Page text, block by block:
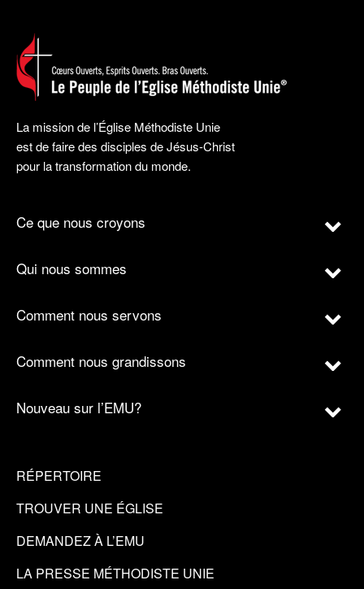
La mission de l’Église Méthodiste Unie
est de faire des disciples de Jésus-Christ
pour la transformation du monde.
Ce que nous croyons
Qui nous sommes
Comment nous servons
Comment nous grandissons
Nouveau sur l’EMU?
RÉPERTOIRE
TROUVER UNE ÉGLISE
DEMANDEZ À L’EMU
LA PRESSE MÉTHODISTE UNIE